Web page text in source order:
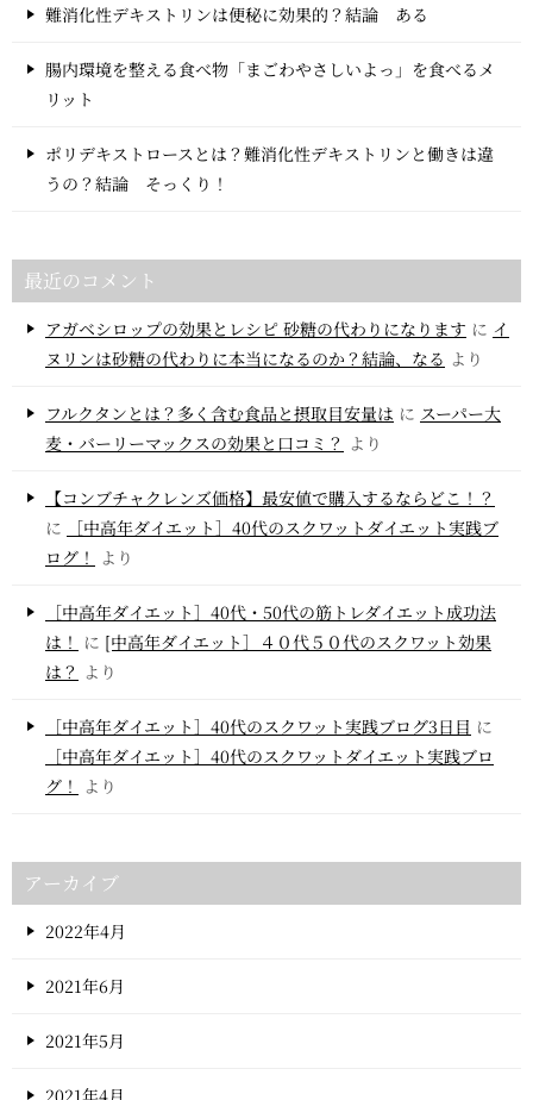
難消化性デキストリンは便秘に効果的？結論 ある
腸内環境を整える食べ物「まごわやさしいよっ」を食べるメ
リット
ポリデキストロースとは？難消化性デキストリンと働きは違
うの？結論 そっくり！
最近のコメント
アガベシロップの効果とレシピ 砂糖の代わりになります に イ
ヌリンは砂糖の代わりに本当になるのか？結論、なる より
フルクタンとは？多く含む食品と摂取目安量は に スーパー大
麦・バーリーマックスの効果と口コミ？ より
【コンブチャクレンズ価格】最安値で購入するならどこ！？
に
［中高年ダイエット］40代のスクワットダイエット実践ブ
ログ！ より
［中高年ダイエット］40代・50代の筋トレダイエット成功法
は！ に [中高年ダイエット］４０代５０代のスクワット効果
は？ より
［中高年ダイエット］40代のスクワット実践ブログ3日目 に
［中高年ダイエット］40代のスクワットダイエット実践ブロ
グ！ より
アーカイブ
2022年4月
2021年6月
2021年5月
2021年4月